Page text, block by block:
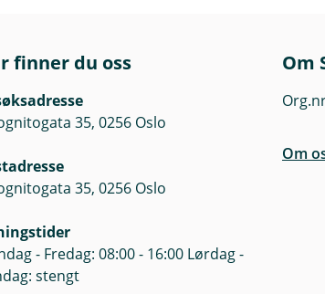
finner du oss
35, 0256 Oslo
35, 0256 Oslo
- Fredag: 08:00 - 16:00 Lørdag -
stengt
Om
Om